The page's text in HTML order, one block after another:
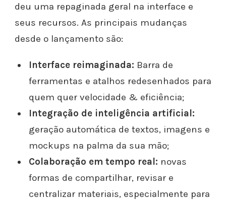
deu uma repaginada geral na interface e
seus recursos. As principais mudanças
desde o lançamento são:
Interface reimaginada: Barra de
ferramentas e atalhos redesenhados para
quem quer velocidade & eficiência;
Integração de inteligência artificial:
geração automática de textos, imagens e
mockups na palma da sua mão;
Colaboração em tempo real: novas
formas de compartilhar, revisar e
centralizar materiais, especialmente para